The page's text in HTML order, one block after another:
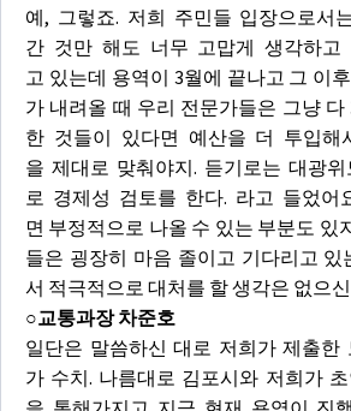
예, 그렇죠. 저희 주민들 입장으로서
간 것만 해도 너무 고맙게 생각하고
고 있는데 용역이 3월에 끝나고 그 이
가 내려올 때 우리 전문가들은 그냥
한 것들이 있다면 예산을 더 투입해
을 제대로 맞춰야지. 듣기로는 대광
로 경제성 검토를 한다. 라고 들었어
면 부정적으로 나올 수 있는 부분도 있
들은 굉장히 마음 졸이고 기다리고 있
서 적극적으로 대처를 할 생각은 없으
○교통과장 차준호
일단은 말씀하신 대로 저희가 제출한
가 수치. 나름대로 김포시와 저희가